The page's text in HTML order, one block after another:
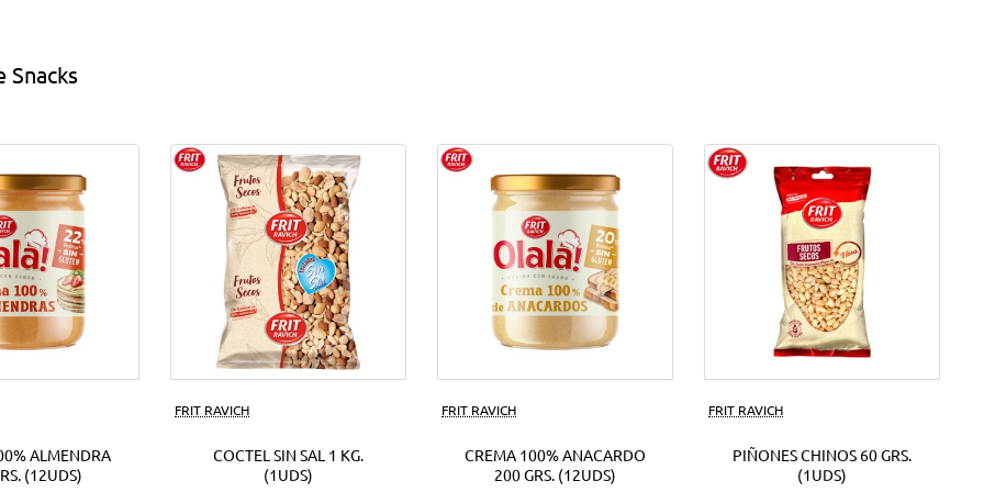
Snacks
ALMENDRA
(12UDS)
FRIT RAVICH
COCTEL SIN SAL 1 KG.
(1UDS)
FRIT RAVICH
CREMA 100% ANACARDO
200 GRS. (12UDS)
FRIT RAVICH
PIÑONES CHINOS 60 GRS.
(1UDS)